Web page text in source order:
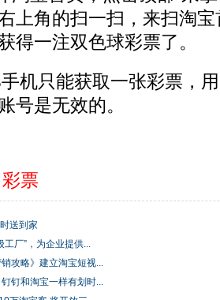
上角的扫一扫，来扫淘
得一注双色球彩票了。
手机只能获取一张彩票，
号是无效的。
彩票
送到家
工厂”，为企业提供...
攻略》建立淘宝短视...
钉和淘宝一样有划时...